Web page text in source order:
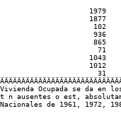
1979
1877
102
936
865
71
1043
1012
31
Ocupada se da en
n ausentes o est‚
Nacionales de 1961, 1972,